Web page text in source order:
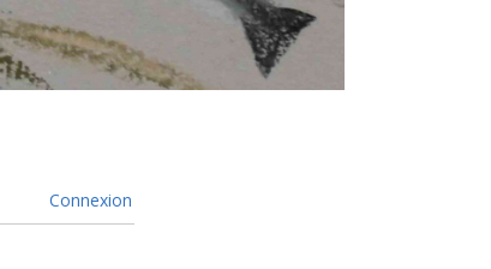
Connexion